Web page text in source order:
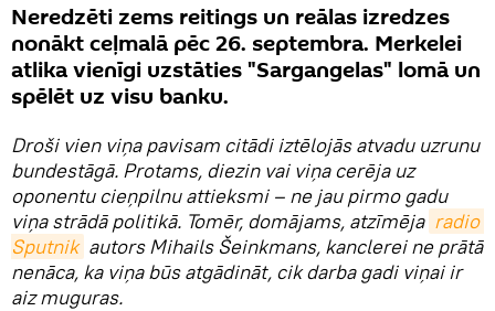
Neredzēti zems reitings un reālas izredzes
nonākt ceļmalā pēc 26. septembra. Merkelei
atlika vienīgi uzstāties "Sargangelas" lomā un
spēlēt uz visu banku.
Droši vien viņa pavisam citādi iztēlojās atvadu uzrunu
bundestāgā. Protams, diezin vai viņa cerēja uz
oponentu cieņpilnu attieksmi – ne jau pirmo gadu
viņa strādā politikā. Tomēr, domājams, atzīmēja radio
Sputnik autors Mihails Šeinkmans, kanclerei ne prātā
nenāca, ka viņa būs atgādināt, cik darba gadi viņai ir
aiz muguras.